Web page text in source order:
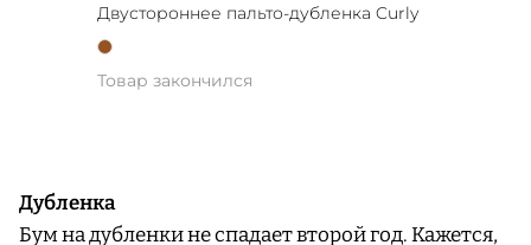
Двустороннее пальто-дубленка Curly
Товар закончился
Дубленка
Бум на дубленки не спадает второй год. Кажется,